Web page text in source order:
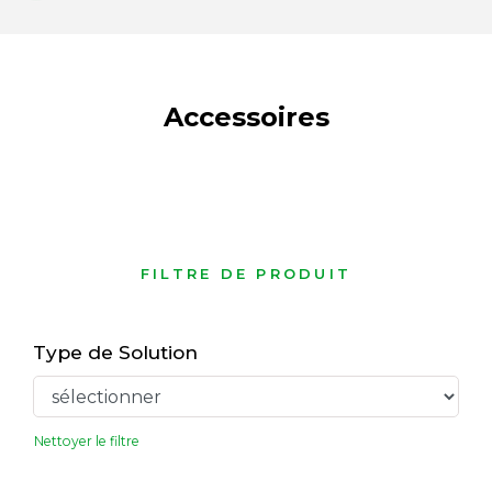
Accessoires
FILTRE DE PRODUIT
Type de Solution
Nettoyer le filtre